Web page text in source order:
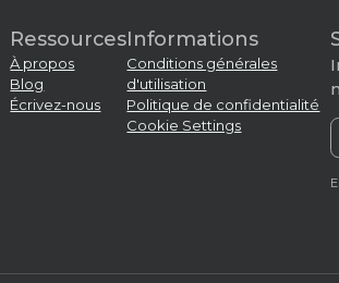
Ressources
À propos
Blog
Écrivez-nous
Informations
Conditions générales
d'utilisation
Politique de confidentialité
Cookie Settings